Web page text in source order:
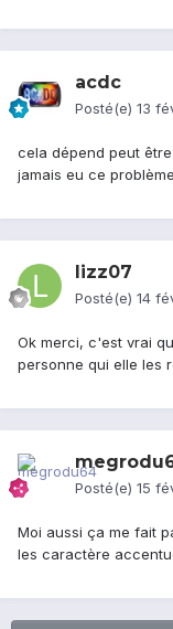
acdc
Posté(e) 13
cela dépend peut
jamais eu ce problème
lizz07
Posté(e) 14
Ok merci, c'est vrai
personne qui elle les
Posté(e) 15
Moi aussi ça me fait
les caractère